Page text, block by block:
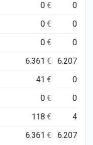
0€ 0
0€ 0
0€ 0
6.361€ 6.207
41€ 0
0€ 0
118€ 4
6.361€ 6.207